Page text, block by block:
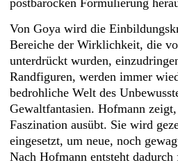
postbarocken Formulierung
Von Goya wird die
Bereiche der Wirklichkeit, die
unterdrückt wurden,
Randfiguren, werden immer
bedrohliche Welt des
Gewaltfantasien. Hofmann
Faszination ausübt. Sie wird
eingesetzt, um neue, noch
Nach Hofmann entsteht